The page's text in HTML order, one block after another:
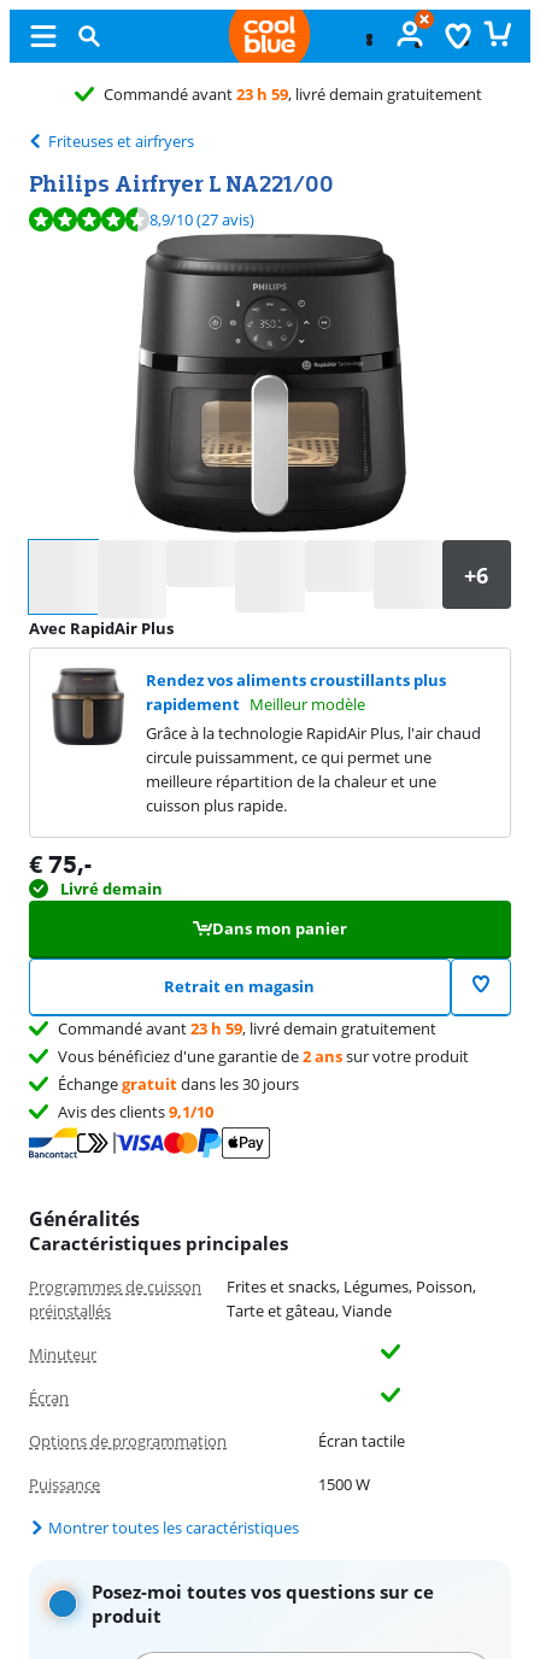
Échangegratuit
Friteuses et airfryers
Philips Airfryer L NA221/00
La note est de 8,9 sur 10, basée sur 27 avis.
8,9/10(27 avis)
Avec RapidAir Plus
Rendez vos aliments croustillants plus
rapidement Meilleur modèle
Grâce à la technologie RapidAir Plus, l'air chaud
circule puissamment, ce qui permet une
meilleure répartition de la chaleur et une
cuisson plus rapide.
€ 75,-
Livré demain
Dans mon panier
Retrait en magasin
Commandé avant23 h 59, livré demain gratuitement
Vous bénéficiez d'une garantie de2 anssur votre produit
Échangegratuitdans les 30 jours
Avis des clients9,1/10
Généralités
Caractéristiques principales
Programmes de cuisson
préinstallés
Frites et snacks, Légumes, Poisson,
Tarte et gâteau, Viande
Minuteur
Écran
Options de programmation
Écran tactile
Puissance
1500 W
Montrer toutes les caractéristiques
Posez-moi toutes vos questions sur ce
produit